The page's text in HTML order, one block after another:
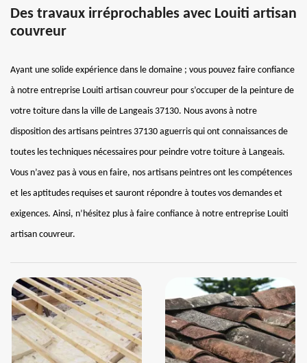
Des travaux irréprochables avec Louiti artisan
couvreur
Ayant une solide expérience dans le domaine ; vous pouvez faire confiance
à notre entreprise Louiti artisan couvreur pour s’occuper de la peinture de
votre toiture dans la ville de Langeais 37130. Nous avons à notre
disposition des artisans peintres 37130 aguerris qui ont connaissances de
toutes les techniques nécessaires pour peindre votre toiture à Langeais.
Vous n’avez pas à vous en faire, nos artisans peintres ont les compétences
et les aptitudes requises et sauront répondre à toutes vos demandes et
exigences. Ainsi, n’hésitez plus à faire confiance à notre entreprise Louiti
artisan couvreur.